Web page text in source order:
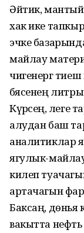
Әйтик,
хак ике
эчке
майлау
чигенергә
бәясенең литры
Күрәсең, әлеге
алудан баш
аналитиклар
ягулык-
килеп
артачагын
Баксаң, дөнья
вакытта нефть